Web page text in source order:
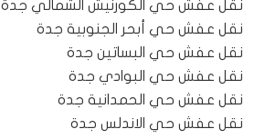
نقل عفش حي الكورنيش الشمالي جدة
نقل عفش حي أبحر الجنوبية جدة
نقل عفش حي البساتين جدة
نقل عفش حي البوادي جدة
نقل عفش حي الحمدانية جدة
نقل عفش حي الاندلس جدة